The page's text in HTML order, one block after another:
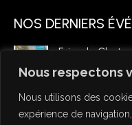
Nous respectons
Nous utilisons des
expérience de
Facebook
s'ouvre
nouvelle
fenêtre
YouTube
s'ouvre
nouvelle
fenêtre
LinkedIn
s'ouvre
une
nouvelle
fenêtre
Pinterest
s'ouvre
nouvelle
fenêtre
NOS DERNIERS
Foire de Chatou
6 mars 2026